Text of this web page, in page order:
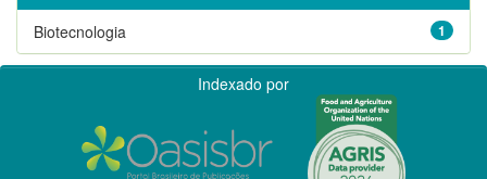
1
Biotecnologia
Indexado por